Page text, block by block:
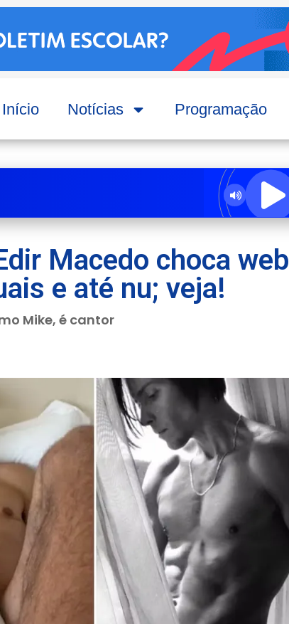
Início Notícias Programação
Macedo choca web
e até nu; veja!
Mike, é cantor